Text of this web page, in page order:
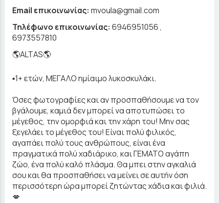
Email επικοινωνίας: mvoula@gmail.com
Τηλέφωνο επικοινωνίας: 6946951056 ,
6973557810
🌎ALTAS🌎
▪️1+ ετών, ΜΕΓΑΛΟ ημίαιμο λυκοσκυλάκι.
Όσες φωτογραφίες και αν προσπαθήσουμε να τον
βγάλουμε, καμιά δεν μπορεί να αποτυπώσει το
μέγεθος, την ομορφιά και την χάρη του! Μην σας
ξεγελάει το μέγεθος του! Είναι πολύ φιλικός,
αγαπάει πολύ τους ανθρώπους, είναι ένα
πραγματικά πολύ χαδιάρικο, και ΓΕΜΑΤΟ αγάπη
ζώο, ένα πολύ καλό πλάσμα. Θα μπει στην αγκαλιά
σου και θα προσπαθήσει να μείνει σε αυτήν όση
περισσότερη ώρα μπορεί ζητώντας χάδια και φιλιά.
💋